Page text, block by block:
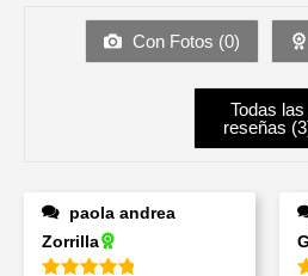
Con Fotos (0)
Todas las
reseñas (3
Zorrilla